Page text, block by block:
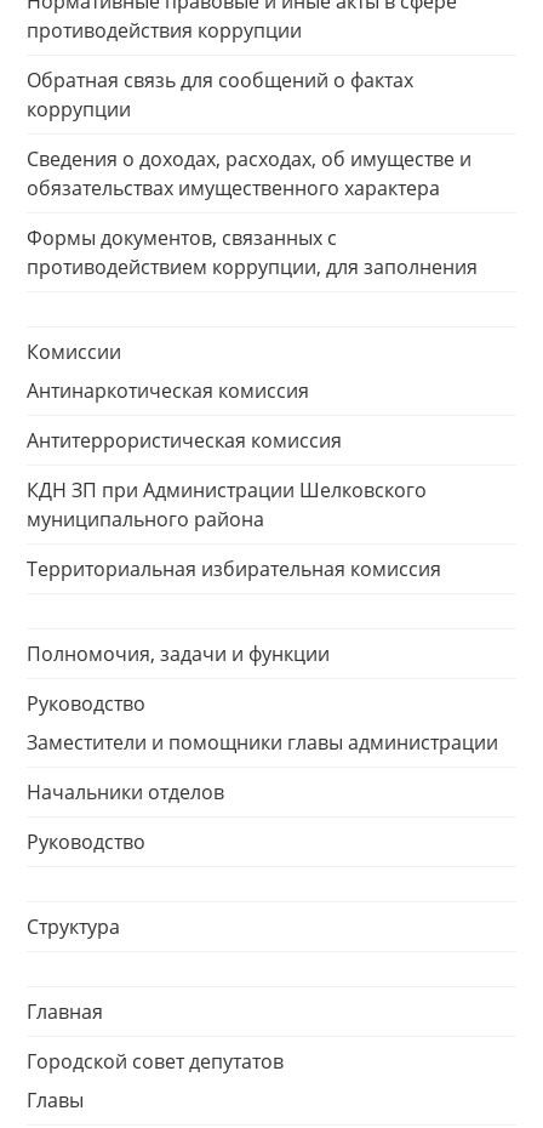
противодействия коррупции
Обратная связь для сообщений о фактах
коррупции
Сведения о доходах, расходах, об имуществе и
обязательствах имущественного характера
Формы документов, связанных с
противодействием коррупции, для заполнения
Комиссии
Антинаркотическая комиссия
Антитеррористическая комиссия
КДН ЗП при Администрации Шелковского
муниципального района
Территориальная избирательная комиссия
Полномочия, задачи и функции
Руководство
Заместители и помощники главы администрации
Начальники отделов
Руководство
Структура
Главная
Городской совет депутатов
Главы